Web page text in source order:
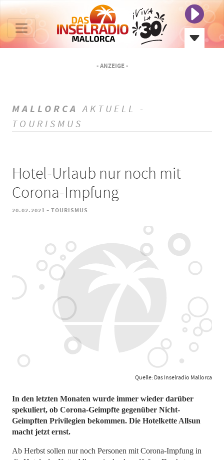
- ANZEIGE -
MALLORCA AKTUELL -
TOURISMUS
Hotel-Urlaub nur noch mit
Corona-Impfung
20.02.2021 - TOURISMUS
Quelle: Das Inselradio Mallorca
In den letzten Monaten wurde immer wieder darüber
spekuliert, ob Corona-Geimpfte gegenüber Nicht-
Geimpften Privilegien bekommen. Die Hotelkette Allsun
macht jetzt ernst.
Ab Herbst sollen nur noch Personen mit Corona-Impfung in